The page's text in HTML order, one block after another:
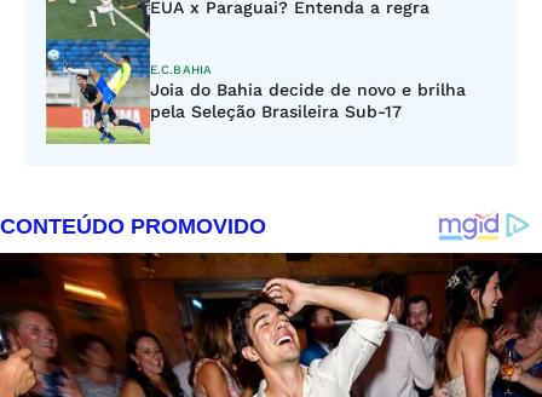
EUA x Paraguai? Entenda a regra
E.C.BAHIA
Joia do Bahia decide de novo e brilha
pela Seleção Brasileira Sub-17